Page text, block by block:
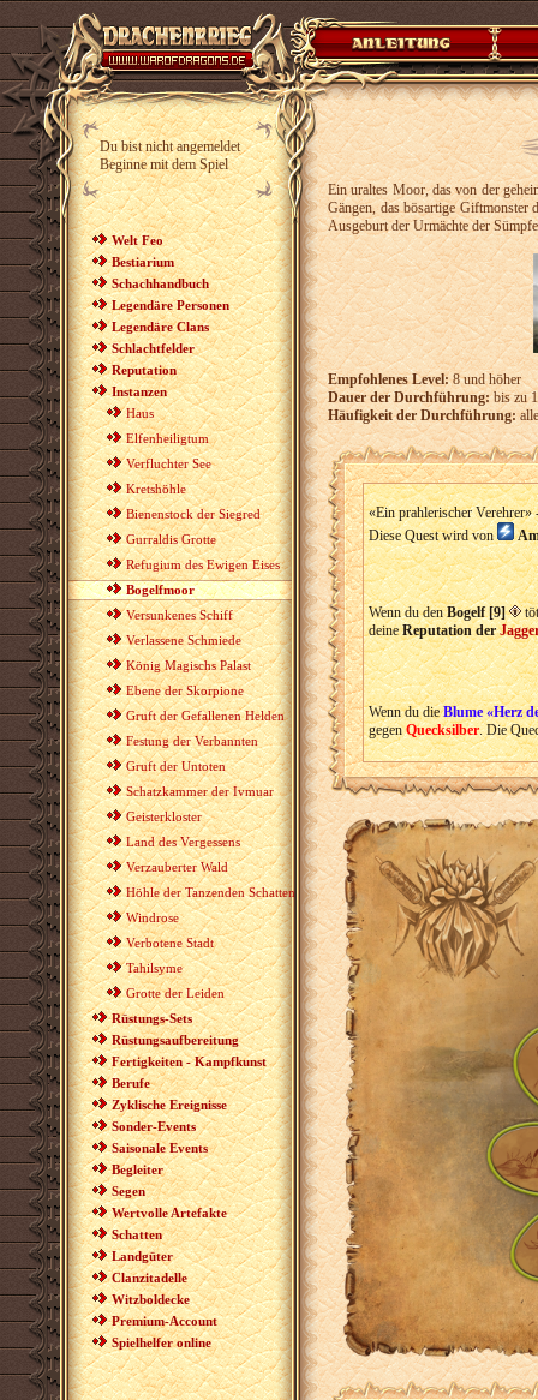
Du bist nicht angemeldet
Beginne mit dem Spiel
Welt Feo
Bestiarium
Schachhandbuch
Legendäre Personen
Legendäre Clans
Schlachtfelder
Reputation
Instanzen
Haus
Elfenheiligtum
Verfluchter See
Kretshöhle
Bienenstock der Siegred
Gurraldis Grotte
Refugium des Ewigen Eises
Bogelfmoor
Versunkenes Schiff
Verlassene Schmiede
König Magischs Palast
Ebene der Skorpione
Gruft der Gefallenen Helden
Festung der Verbannten
Gruft der Untoten
Schatzkammer der Ivmuar
Geisterkloster
Land des Vergessens
Verzauberter Wald
Höhle der Tanzenden Schatten
Windrose
Verbotene Stadt
Tahilsyme
Grotte der Leiden
Rüstungs-Sets
Rüstungsaufbereitung
Fertigkeiten - Kampfkunst
Berufe
Zyklische Ereignisse
Sonder-Events
Saisonale Events
Begleiter
Segen
Wertvolle Artefakte
Schatten
Landgüter
Clanzitadelle
Witzboldecke
Premium-Account
Spielhelfer online
Ein uraltes Moor, das von der
Gängen, das bösartige Giftmonster
Ausgeburt der Urmächte der
Empfohlenes Level:8 und höher
Dauer der Durchführung:bis zu
Häufigkeit der Durchführung:
«Ein prahlerischer
Diese Quest wird von
Wenn du denBogelf [9]
deineReputation der
Wenn du dieBlume «Herz
gegenQuecksilber. Die